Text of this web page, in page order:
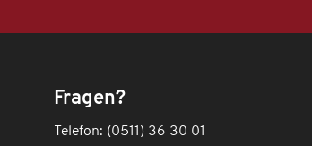
Fragen?
Telefon: (0511) 36 30 01